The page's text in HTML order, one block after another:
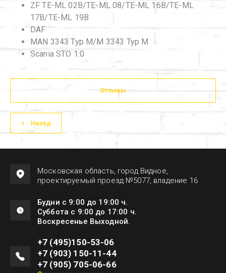
ZF TE-ML 02B/TE-ML 08/TE-ML 16B/TE-ML
17B/TE-ML 19B
DAF
MAN 3343 Typ M/M 3343 Typ M
Scania STO 1:0
Отзывы
Назад
Московская область, город Видное,
проектируемый проезд №5077, владение 16
Будни с 9:00 до 19:00 ч.
Суббота с 9:00 до 17:00 ч.
Воскресенье Выходной.
+7 (495)150-53-06
+7 (903) 150-11-44
+7 (905) 705-06-66